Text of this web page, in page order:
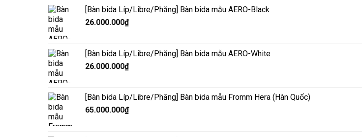
[Bàn bida Líp/Libre/Phăng] Bàn bida mẫu AERO-Black
26.000.000₫
[Bàn bida Líp/Libre/Phăng] Bàn bida mẫu AERO-White
26.000.000₫
[Bàn bida Líp/Libre/Phăng] Bàn bida mẫu Fromm Hera (Hàn Quốc)
65.000.000₫